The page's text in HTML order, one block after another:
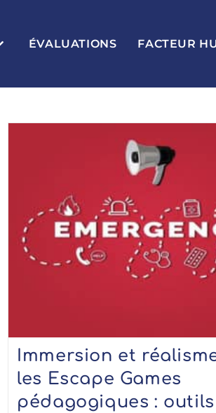
ÉVALUATIONS FACTEUR
Immersion et
les Escape Games
pédagogiques :